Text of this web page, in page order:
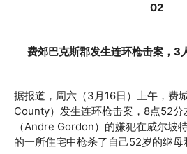
02
费郊巴克斯郡发生连环枪击案，3
据报道，周六（3月16日）上午，费
County）发生连环枪击案，8点52分
（Andre Gordon）的嫌犯在威尔坡
的一所住宅中枪杀了自己52岁的继母